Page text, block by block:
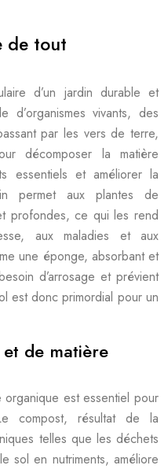
de tout
d’un jardin durable et
d’organismes vivants, des
par les vers de terre,
décomposer la matière
essentiels et améliorer la
permet aux plantes de
profondes, ce qui les rend
aux maladies et aux
une éponge, absorbant et
d’arrosage et prévient
est donc primordial pour un
de matière
organique est essentiel pour
compost, résultat de la
telles que les déchets
sol en nutriments, améliore